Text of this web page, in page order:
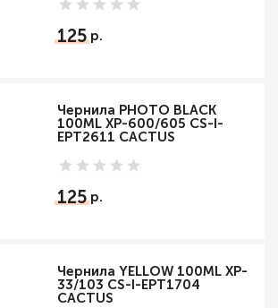
125
Чернила PHOTO BLACK
100ML XP-600/605 CS-I-
EPT2611 CACTUS
125
Чернила YELLOW 100ML XP-
33/103 CS-I-EPT1704
CACTUS